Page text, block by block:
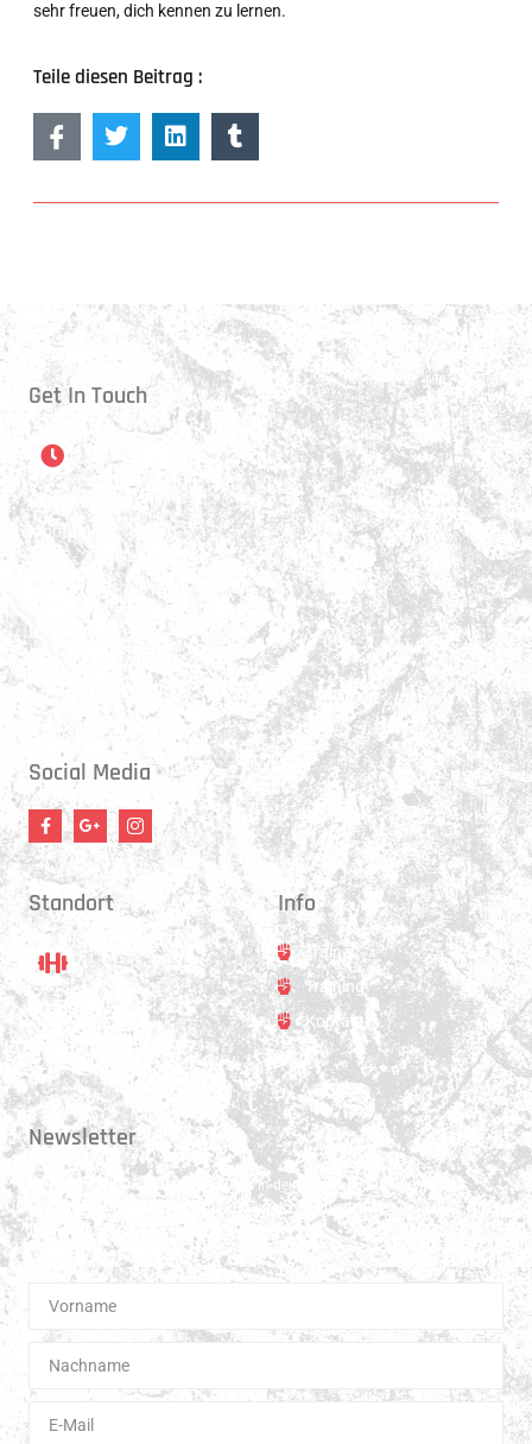
sehr freuen, dich kennen zu lernen.
Teile diesen Beitrag :
Get In Touch
Öffnungszeiten
Montag:
17:15 - 21:00 Uhr
Mittwoch:
17:30 - 21:00 Uhr
Donnerstag:
17:15 - 18:45 Uhr
17:30 - 21:00 Uhr
Social Media
Standort
Standort
Hauptstrasse 31
3250 Lyss
Info
Trainer
Training
Kontakt
Newsletter
Erhalte 1x pro Quartal unsere News in dein Postfach. Darüber hinaus
teilen wir gerne Spannendes und Lehrreiches aus der Welt des Muay Thai
Boxen.